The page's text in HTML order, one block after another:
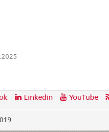
Linkedin YouTube